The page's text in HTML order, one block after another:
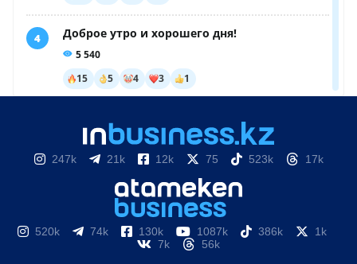
247k 21k 12k 75 523k 17k
520k 74k 130k 1087k 386k
1k
7k
56k